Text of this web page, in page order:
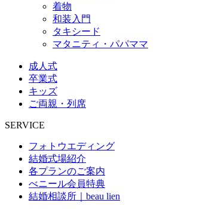
着物
和装入門
タキシード
マタニティ・パパママ
成人式
卒業式
キッズ
ご両親・列席
SERVICE
フォトウエディング
結婚式場紹介
各プランのご案内
べニール会員特典
結婚相談所｜beau lien